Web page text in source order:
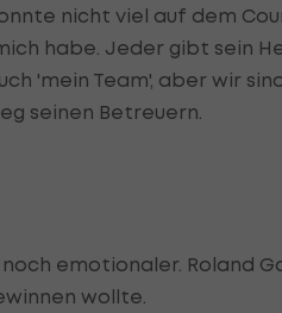
nicht viel auf dem
habe. Jeder gibt sein
'mein Team', aber wir
seinen Betreuern.
emotionaler. Roland
wollte.